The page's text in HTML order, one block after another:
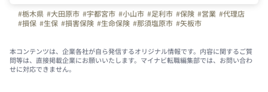
#栃木県 #大田原市 #宇都宮市 #小山市 #足利市 #保険 #営業 #代理店
#損保 #生保 #損害保険 #生命保険 #那須塩原市 #矢板市
本コンテンツは、企業各社が自ら発信するオリジナル情報です。内容に関するご質
問等は、直接掲載企業にお願いいたします。マイナビ転職編集部では、お問い合わ
せに対応できません。